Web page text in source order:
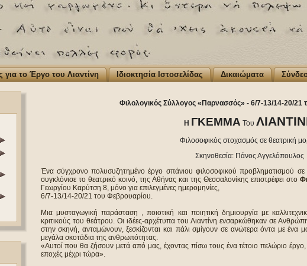
για το Έργο του Λιαντίνη Ιδιοκτησία Ιστοσελίδας Δικαιώματα
Φιλολογικός Σύλλογος «Παρνασσός» - 6/7-13/14-20/21
Η ΓΚΕΜΜΑ Του
Φιλοσοφικός στοχασμός σε θεατρική
Σκηνοθεσία: Πάνος Αγγελόπουλος
Ένα σύγχρονο πολυσυζητημένο έργο σπάνιου φιλοσοφικού προβληματισμού σε
συγκλόνισε το θεατρικό κοινό, της Αθήνας και της Θεσσαλονίκης επιστρέφει στο
Γεωργίου Καρύτση 8, μόνο για επιλεγμένες ημερομηνίες,
6/7-13/14-20/21 του Φεβρουαρίου.
Μια μυσταγωγική παράσταση , ποιοτική και ποιητική δημιουργία με
κριτικούς του θεάτρου. Οι ιδέες-αρχέτυπα του Λιαντίνη ενσαρκώθηκαν σε
στην σκηνή, ανταμώνουν, ξεσκίζονται και πάλι σμίγουν σε ανώτερα όντα με
μεγάλα σκοτάδια της ανθρωπότητας.
«Αυτοί που θα ζήσουν μετά από μας, έχοντας πίσω τους ένα τέτοιο πελώριο
εποχές μέχρι τώρα».